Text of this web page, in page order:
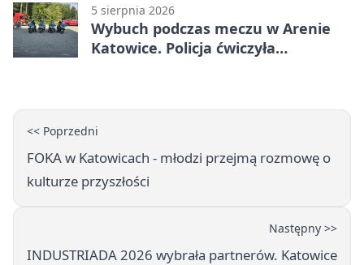
5 sierpnia 2026
Wybuch podczas meczu w Arenie
Katowice. Policja ćwiczyła
<< Poprzedni
FOKA w Katowicach - młodzi przejmą rozmowę o
kulturze przyszłości
Następny >>
INDUSTRIADA 2026 wybrała partnerów. Katowice